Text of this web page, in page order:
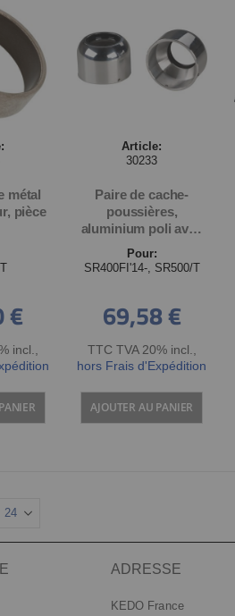
métal
pièce
€
incl.
Article:
30233
Paire de cache-
poussières,
aluminium poli avec
joint. Fixation par 2
vis sans tête
Pour:
SR400FI'14-, SR500/T
69,58 €
TTC TVA 20% incl.
hors Frais d'Expédition
AJOUTER AU PANIER
ADRESSE
KEDO France